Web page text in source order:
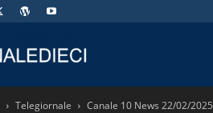
Canaledieci.tv
Telegiornale Canale 10 News 22/02/2025